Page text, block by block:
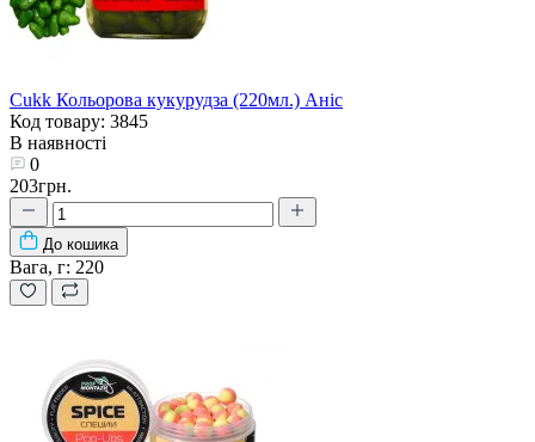
Cukk Кольорова кукурудза (220мл.) Аніс
Код товару: 3845
В наявності
0
203грн.
До кошика
Вага, г: 220